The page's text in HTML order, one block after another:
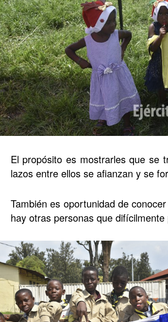
El propósito es mostrarles que se
lazos entre ellos se afianzan y se
También es oportunidad de
hay otras personas que